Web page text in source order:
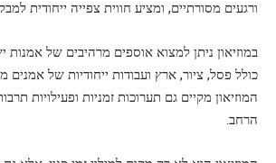
ורגעים מסורתיים, ומציע חווית צפייה ייחודית
במוזיאון ניתן למצוא אוספים מרהיבים של אמנות
כולל פסל, ציור, ארץ ועבודות ייחודיות של אמנים
המוזיאון מקיים גם תערוכות זמניות ופעילויות
הרחב.